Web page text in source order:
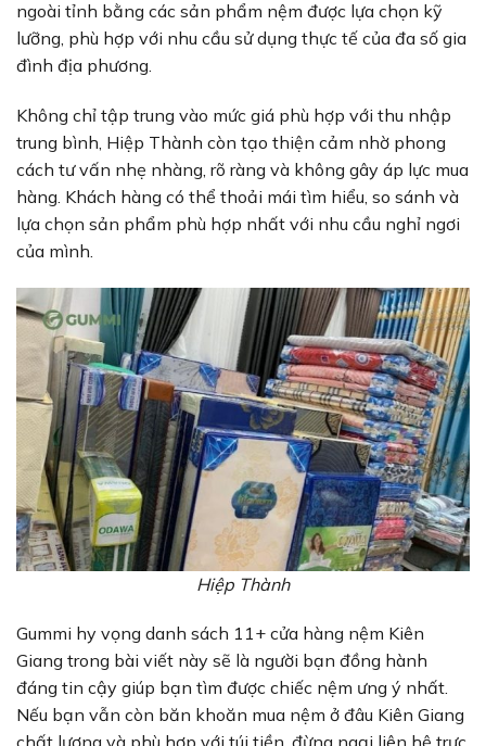
ngoài tỉnh bằng các sản phẩm nệm được lựa chọn kỹ
lưỡng, phù hợp với nhu cầu sử dụng thực tế của đa số gia
đình địa phương.
Không chỉ tập trung vào mức giá phù hợp với thu nhập
trung bình, Hiệp Thành còn tạo thiện cảm nhờ phong
cách tư vấn nhẹ nhàng, rõ ràng và không gây áp lực mua
hàng. Khách hàng có thể thoải mái tìm hiểu, so sánh và
lựa chọn sản phẩm phù hợp nhất với nhu cầu nghỉ ngơi
của mình.
Hiệp Thành
Gummi hy vọng danh sách 11+ cửa hàng nệm Kiên
Giang trong bài viết này sẽ là người bạn đồng hành
đáng tin cậy giúp bạn tìm được chiếc nệm ưng ý nhất.
Nếu bạn vẫn còn băn khoăn mua nệm ở đâu Kiên Giang